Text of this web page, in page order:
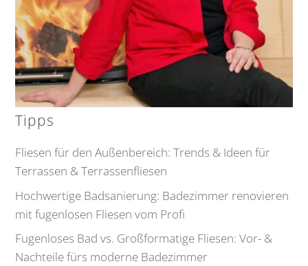
Tipps
Fliesen für den Außenbereich: Trends & Ideen für
Terrassen & Terrassenfliesen
Hochwertige Badsanierung: Badezimmer renovieren
mit fugenlosen Fliesen vom Profi
Fugenloses Bad vs. Großformatige Fliesen: Vor- &
Nachteile fürs moderne Badezimmer